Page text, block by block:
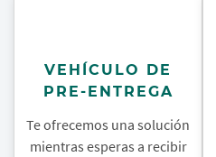
VEHÍCULO DE
PRE-ENTREGA
Te ofrecemos una solución
mientras esperas a recibir